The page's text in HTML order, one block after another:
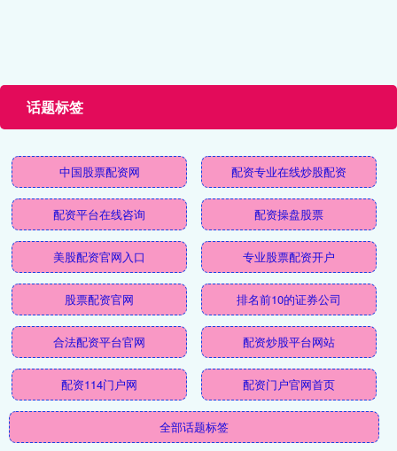
话题标签
中国股票配资网 配资专业在线炒股配资
配资平台在线咨询 配资操盘股票
美股配资官网入口 专业股票配资开户
股票配资官网 排名前10的证券公司
合法配资平台官网 配资炒股平台网站
配资114门户网 配资门户官网首页
全部话题标签